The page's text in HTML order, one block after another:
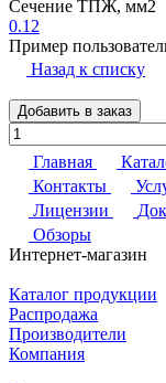
Сечение ТПЖ, мм2
0.12
Пример
Назад к списку
Добавить в заказ
Главная
Контакты
Лицензии
Обзоры
Интернет-магазин
Каталог продукции
Распродажа
Производители
Компания